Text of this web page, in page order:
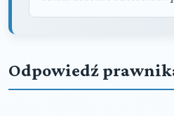
Odpowiedź